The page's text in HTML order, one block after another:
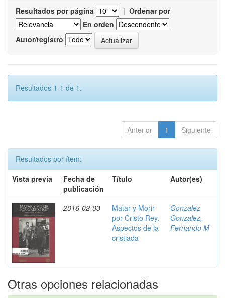
Resultados por página | Ordenar por
En orden
Autor/registro
Resultados 1-1 de 1.
Anterior 1 Siguiente
Resultados por ítem:
Vista previa
Fecha de
publicación
Título Autor(es)
2016-02-03
Matar y Morir
por Cristo Rey.
Aspectos de la
cristiada
Gonzalez
Gonzalez,
Fernando M
Otras opciones relacionadas